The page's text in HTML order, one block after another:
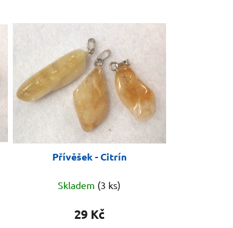
Přívěšek - Citrín
Skladem (3 ks)
29 Kč